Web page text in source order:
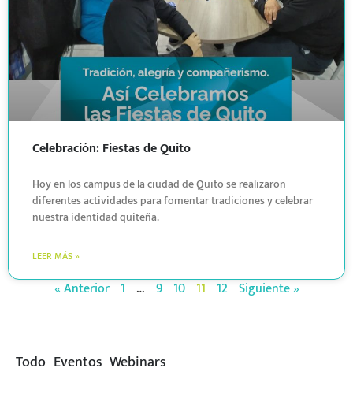
Celebración: Fiestas de Quito
Hoy en los campus de la ciudad de Quito se realizaron
diferentes actividades para fomentar tradiciones y celebrar
nuestra identidad quiteña.
LEER MÁS »
« Anterior 1 … 9 10 11 12 Siguiente »
Todo Eventos Webinars